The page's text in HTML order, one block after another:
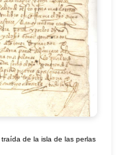
de la isla de las perlas